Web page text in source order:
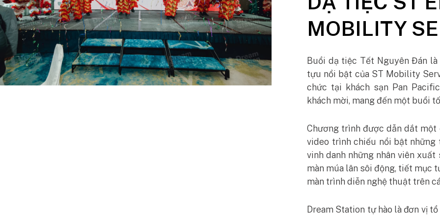
MOBILITY
Buổi dạ tiệc Tết Nguyên Đán
tựu nổi bật của ST Mobility
chức tại khách sạn Pan
khách mời, mang đến một buổi
Chương trình được dẫn dắt một
video trình chiếu nổi bật những
vinh danh những nhân viên
màn múa lân sôi động, tiết mục
màn trình diễn nghệ thuật trên
Dream Station tự hào là đơn vị